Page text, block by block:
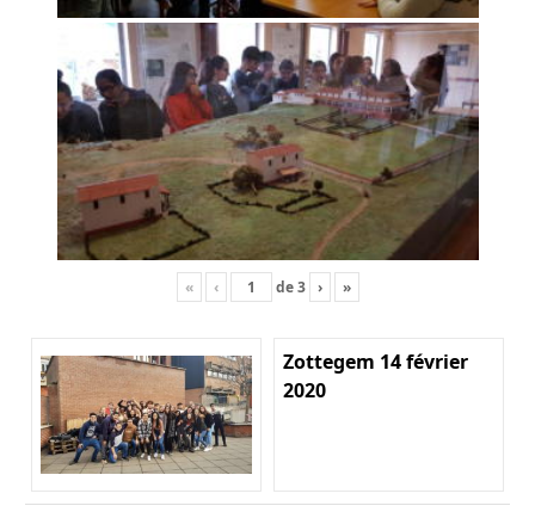
« ‹ de3 › »
Zottegem 14 février
2020